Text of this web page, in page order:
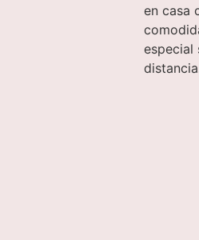
en casa
especial